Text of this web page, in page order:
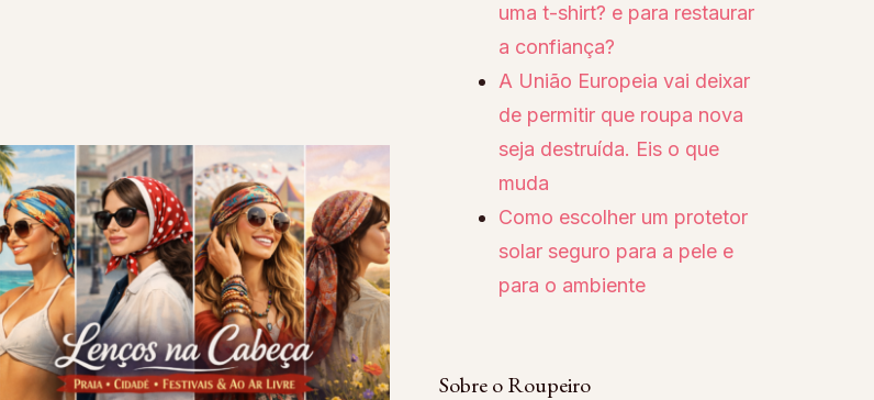
uma t-shirt? e para restaurar
a confiança?
A União Europeia vai deixar
de permitir que roupa nova
seja destruída. Eis o que
muda
Como escolher um protetor
solar seguro para a pele e
para o ambiente
Sobre o Roupeiro